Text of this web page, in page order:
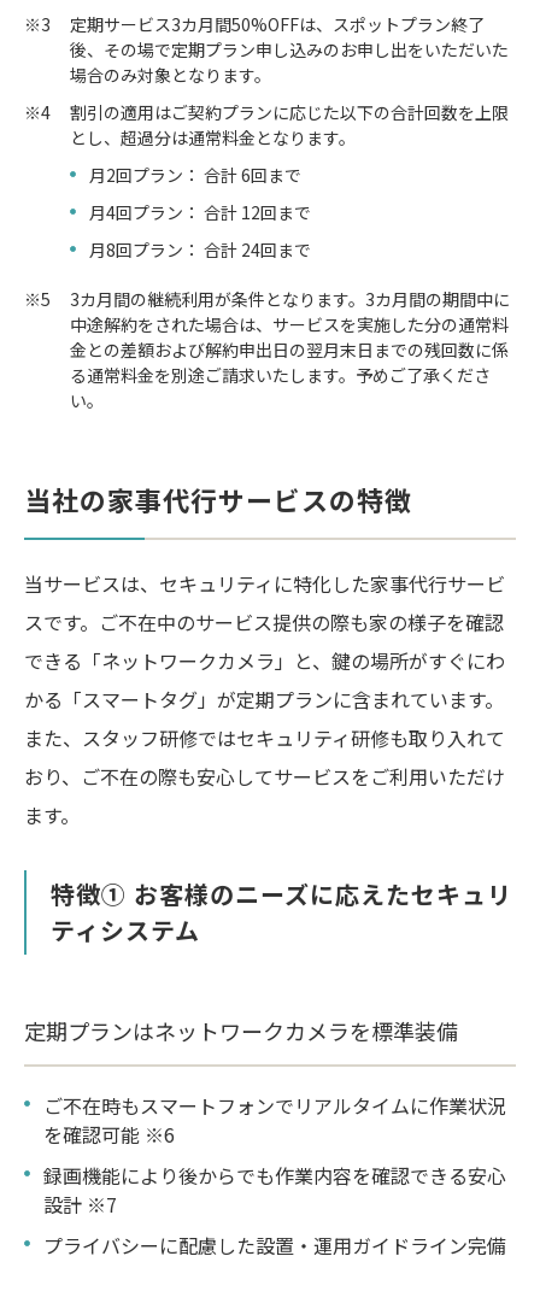
※3
定期サービス3カ月間50%OFFは、スポットプラン終了
後、その場で定期プラン申し込みのお申し出をいただいた
場合のみ対象となります。
※4
割引の適用はご契約プランに応じた以下の合計回数を上限
とし、超過分は通常料金となります。
月2回プラン： 合計 6回まで
月4回プラン： 合計 12回まで
月8回プラン： 合計 24回まで
※5
3カ月間の継続利用が条件となります。3カ月間の期間中に
中途解約をされた場合は、サービスを実施した分の通常料
金との差額および解約申出日の翌月末日までの残回数に係
る通常料金を別途ご請求いたします。予めご了承くださ
い。
当社の家事代行サービスの特徴
当サービスは、セキュリティに特化した家事代行サービ
スです。ご不在中のサービス提供の際も家の様子を確認
できる「ネットワークカメラ」と、鍵の場所がすぐにわ
かる「スマートタグ」が定期プランに含まれています。
また、スタッフ研修ではセキュリティ研修も取り入れて
おり、ご不在の際も安心してサービスをご利用いただけ
ます。
特徴① お客様のニーズに応えたセキュリ
ティシステム
定期プランはネットワークカメラを標準装備
ご不在時もスマートフォンでリアルタイムに作業状況
を確認可能 ※6
録画機能により後からでも作業内容を確認できる安心
設計 ※7
プライバシーに配慮した設置・運用ガイドライン完備